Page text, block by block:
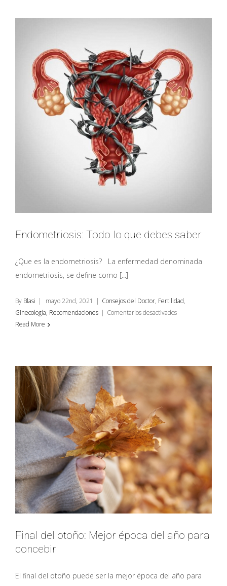
reducción
de
posibilidades
de
embarazo.
Endometriosis: Todo lo que debes saber
¿Que es la endometriosis? La enfermedad denominada
endometriosis, se define como [...]
By Blasi | mayo 22nd, 2021 | Consejos del Doctor, Fertilidad,
Ginecología, Recomendaciones | Comentarios desactivadosen
debes
Read More
Final del otoño: Mejor época del año para
concebir
Final del otoño: Mejor época del año para
concebir
El final del otoño puede ser la mejor época del año para